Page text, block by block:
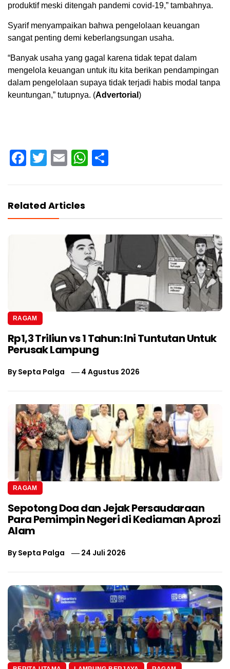
produktif meski ditengah pandemi covid-19,” tambahnya.
Syarif menyampaikan bahwa pengelolaan keuangan
sangat penting demi keberlangsungan usaha.
“Banyak usaha yang gagal karena tidak tepat dalam
mengelola keuangan untuk itu kita berikan pendampingan
dalam pengelolaan supaya tidak terjadi habis modal tanpa
keuntungan,” tutupnya. (Advertorial )
Facebook
Twitter
EmailWhatsApp
Related Articles
RAGAM
Rp1,3 Triliun vs 1 Tahun: Ini Tuntutan Untuk
Perusak Lampung
BySepta Palga 4 Agustus 2026
RAGAM
Sepotong Doa dan Jejak Persaudaraan
Para Pemimpin Negeri di Kediaman Aprozi
Alam
BySepta Palga 24 Juli 2026